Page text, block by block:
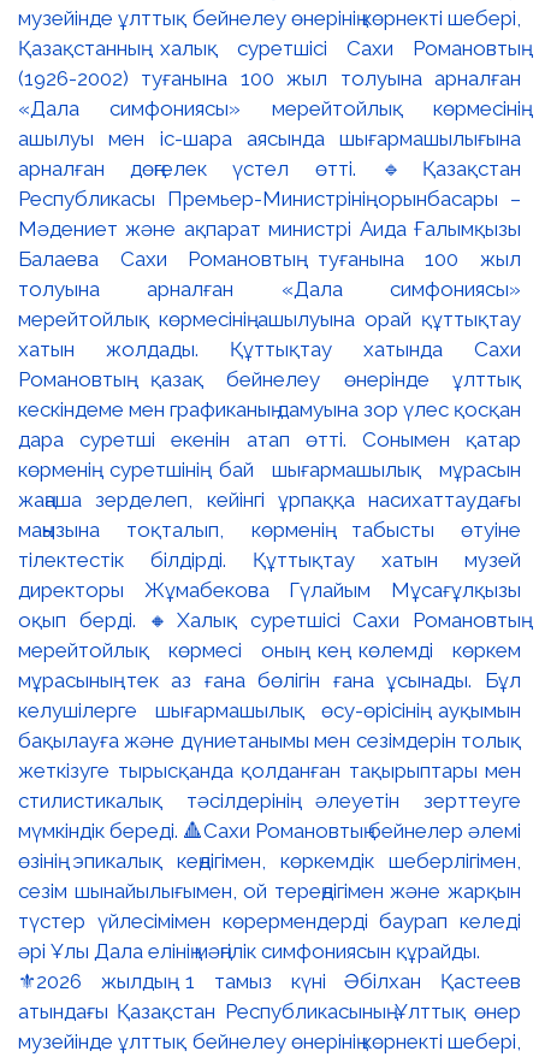
⚜️2026 жылдың 1 тамыз күні Әбілхан Қастеев
атындағы Қазақстан Республикасының Ұлттық өнер
музейінде ұлттық бейнелеу өнерінің көрнекті шебері,